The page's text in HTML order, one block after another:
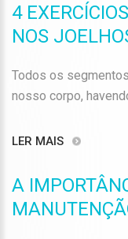
4
NOS
Todos os
nosso corpo,
LER MAIS
A